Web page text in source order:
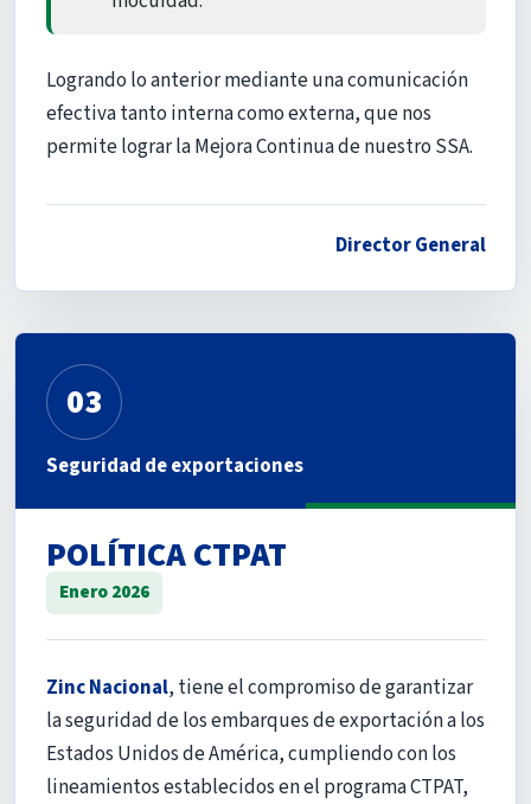
Logrando lo anterior mediante una comunicación
efectiva tanto interna como externa, que nos
permite lograr la Mejora Continua de nuestro SSA.
Director General
03
Seguridad de exportaciones
POLÍTICA CTPAT
Enero 2026
Zinc Nacional, tiene el compromiso de garantizar
la seguridad de los embarques de exportación a los
Estados Unidos de América, cumpliendo con los
lineamientos establecidos en el programa CTPAT,